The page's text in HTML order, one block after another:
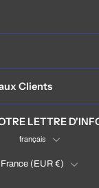
Clients
LETTRE
français
France ‎(EUR €)‎